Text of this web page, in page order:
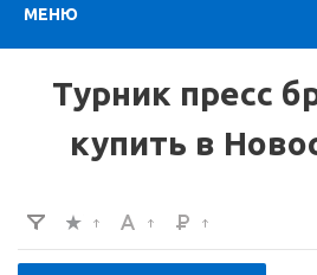
МЕНЮ
Турник пресс
купить в